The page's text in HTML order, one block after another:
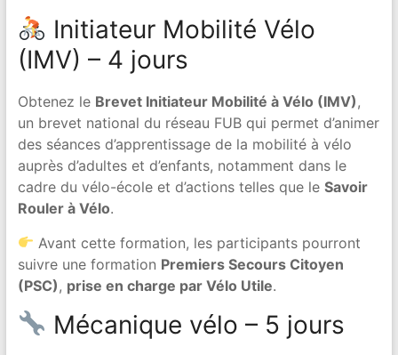
Initiateur Mobilité Vélo
(IMV) – 4 jours
Obtenez le Brevet Initiateur Mobilité à Vélo (IMV),
un brevet national du réseau FUB qui permet d’animer
des séances d’apprentissage de la mobilité à vélo
auprès d’adultes et d’enfants, notamment dans le
cadre du vélo-école et d’actions telles que le Savoir
Rouler à Vélo.
Avant cette formation, les participants pourront
suivre une formation Premiers Secours Citoyen
(PSC), prise en charge par Vélo Utile.
Mécanique vélo – 5 jours